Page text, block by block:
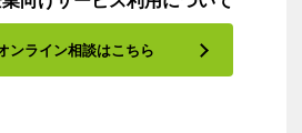
ンライン相談はこちら